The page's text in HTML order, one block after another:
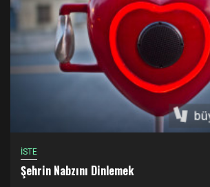
İSTE
Şehrin Nabzını Dinlemek